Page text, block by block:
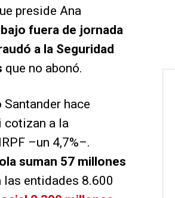
preside Ana
fuera de jornada
a la Seguridad
que no abonó.
hace
cotizan a la
–un 4,7%–.
suman 57 millones
las entidades 8.600